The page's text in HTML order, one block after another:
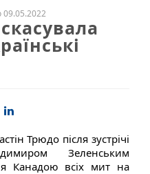
09.05.2022
Трюдо після зустрічі
Зеленським
Канадою всіх мит на